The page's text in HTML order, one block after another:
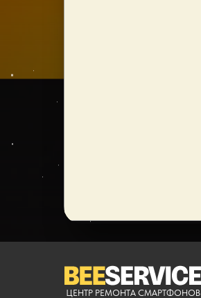
ЦЕНТР РЕМОНТА СМАРТФОНОВ